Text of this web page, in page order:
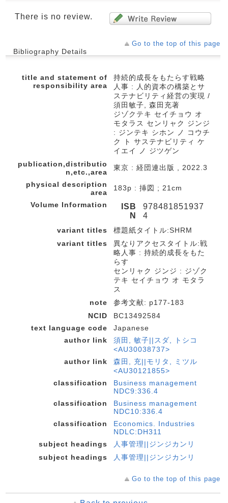
There is no review.
Go to the top of this page
Bibliography Details
title and statement of
responsibility area
持続的成長をもたらす戦略
人事 : 人的資本の構築とサ
ステナビリティ経営の実現 /
須田敏子, 森田充著
ジゾクテキ セイチョウ オ
モタラス センリャク ジンジ
: ジンテキ シホン ノ コウチ
ク ト サステナビリティ ケ
イエイ ノ ジツゲン
publication,distributio
n,etc.,area
東京 : 経団連出版 , 2022.3
physical description
area
183p : 挿図 ; 21cm
Volume Information
ISB
N
978481851937
4
variant titles
標題紙タイトル:SHRM
variant titles
異なりアクセスタイトル:戦
略人事 : 持続的成長をもた
らす
センリャク ジンジ : ジゾク
テキ セイチョウ オ モタラ
ス
note
参考文献: p177-183
NCID
BC13492584
text language code
Japanese
author link
須田, 敏子||スダ, トシコ
<AU30038737>
author link
森田, 充||モリタ, ミツル
<AU30121855>
classification
Business management
NDC9:336.4
classification
Business management
NDC10:336.4
classification
Economics. Industries
NDLC:DH311
subject headings
人事管理||ジンジカンリ
subject headings
人事管理||ジンジカンリ
Go to the top of this page